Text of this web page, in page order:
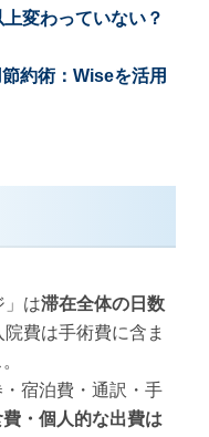
変わっていない？
約術：Wiseを活用
」は滞在全体の日数
費は手術費に含ま
宿泊費・通訳・手
・個人的な出費は